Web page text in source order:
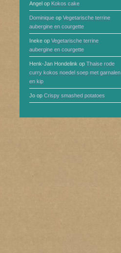
Angel op Kokos cake
Dominique op Vegetarische terrine
aubergine en courgette
Ineke op Vegetarische terrine
aubergine en courgette
Henk-Jan Hondelink op Thaise rode
curry kokos noedel soep met garnalen
en kip
Jo op Crispy smashed potatoes